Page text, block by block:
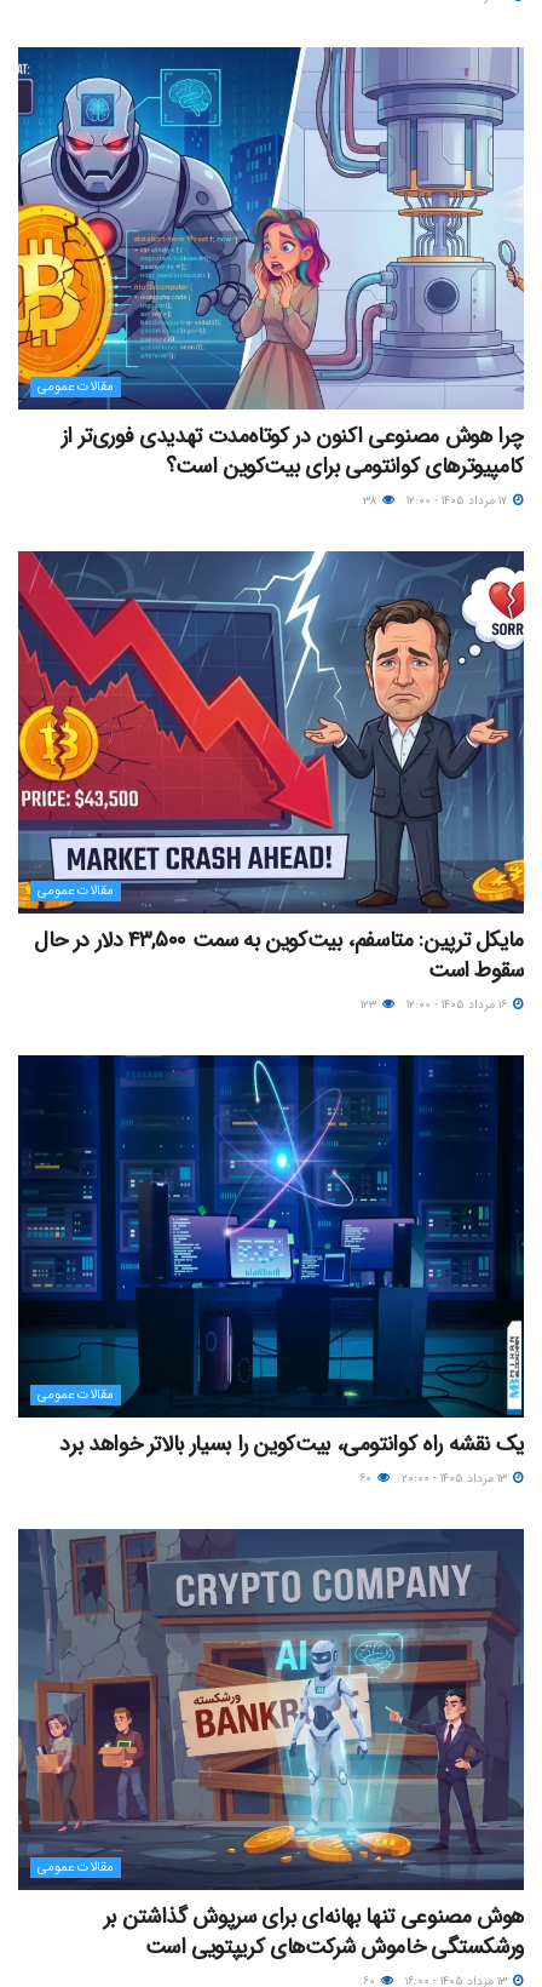
مقالات عمومی
چرا هوش مصنوعی اکنون در کوتاه‌مدت تهدیدی فوری‌تر از
کامپیوترهای کوانتومی برای بیت‌کوین است؟
مقالات عمومی
مایکل ترپین: متاسفم، بیت‌کوین به سمت ۴۳,۵۰۰ دلار در حال
سقوط است
مقالات عمومی
یک نقشه راه کوانتومی، بیت‌کوین را بسیار بالاتر خواهد برد
مقالات عمومی
هوش مصنوعی تنها بهانه‌ای برای سرپوش گذاشتن بر
ورشکستگی خاموش شرکت‌های کریپتویی است